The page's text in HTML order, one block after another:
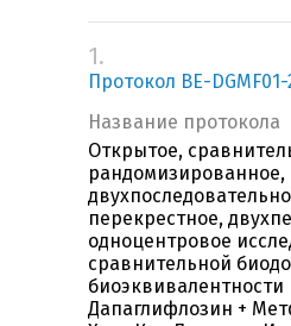
1.
Протокол BE-DGMF01-
Название протокола
Открытое,
рандомизированное,
перекрестное,
одноцентровое
сравнительной
Дапаглифлозин +